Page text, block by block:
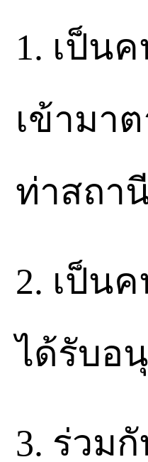
1. เป็น
เข้ามา
ท่าสถา
2. เป็น
ได้รับอ
3. ร่วม